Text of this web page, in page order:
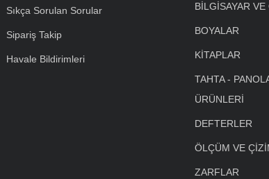
Sıkça Sorulan Sorular
Sipariş Takip
Havale Bildirimleri
BİLGİSAYAR VE
BOYALAR
KİTAPLAR
TAHTA -
ÜRÜNLERİ
DEFTERLER
ÖLÇÜM VE
ZARFLAR